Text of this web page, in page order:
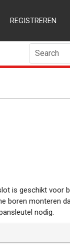
REGISTREREN
Search
is geschikt voor
boren monteren
nodig.